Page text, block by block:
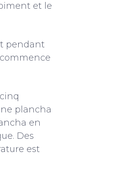
et le
pendant
plancha
en
Des
est